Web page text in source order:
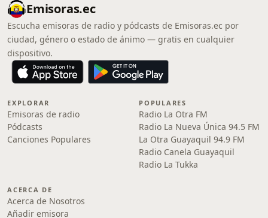
Emisoras.ec
Escucha emisoras de radio y pódcasts de Emisoras.ec por
ciudad, género o estado de ánimo — gratis en cualquier
dispositivo.
EXPLORAR
Emisoras de radio
Pódcasts
Canciones Populares
POPULARES
Radio La Otra FM
Radio La Nueva Única 94.5 FM
La Otra Guayaquil 94.9 FM
Radio Canela Guayaquil
Radio La Tukka
ACERCA DE
Acerca de Nosotros
Añadir emisora